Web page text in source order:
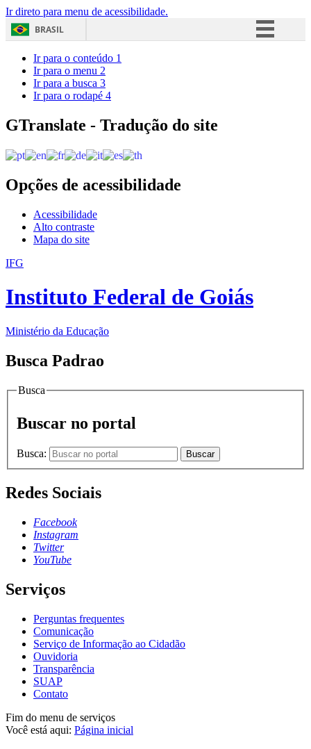
Ir direto para menu de acessibilidade.
BRASIL
Acesso à informação
Ir para o conteúdo 1
Ir para o menu 2
Ir para a busca 3
Ir para o rodapé 4
GTranslate - Tradução do site
Opções de acessibilidade
Acessibilidade
Alto contraste
Mapa do site
IFG
Instituto Federal de Goiás
Ministério da Educação
Busca Padrao
Busca
Buscar no portal
Busca: Buscar
Redes Sociais
Facebook
Instagram
Twitter
YouTube
Serviços
Perguntas frequentes
Comunicação
Serviço de Informação ao Cidadão
Ouvidoria
Transparência
SUAP
Contato
Fim do menu de serviços
Você está aqui: Página inicial